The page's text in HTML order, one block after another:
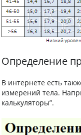
Определение
В интернете есть
измерений тела.
калькуляторы”.